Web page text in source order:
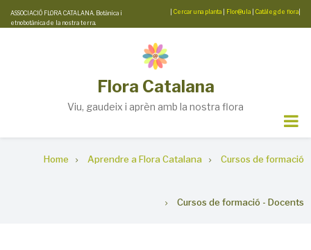
Skip
to
ASSOCIACIÓ FLORA CATALANA. Botànica i
etnobotànica de la nostra terra.
Cercar una planta Flor@ula Catàleg de flora
Flora Catalana
Viu, gaudeix i aprèn amb la nostra flora
Home Aprendre a Flora Catalana Cursos de formació
Cursos de formació - Docents